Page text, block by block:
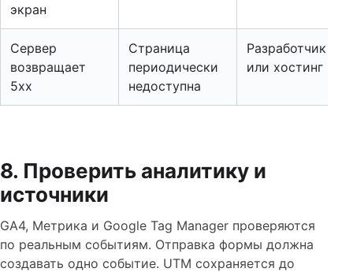
экран
Сервер
возвращает
5xx
Страница
периодически
недоступна
Разработчик
или хостинг
8. Проверить аналитику и
источники
GA4, Метрика и Google Tag Manager проверяются
по реальным событиям. Отправка формы должна
создавать одно событие. UTM сохраняется до